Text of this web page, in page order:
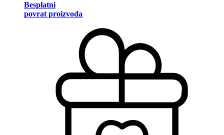
Besplatni
povrat proizvoda